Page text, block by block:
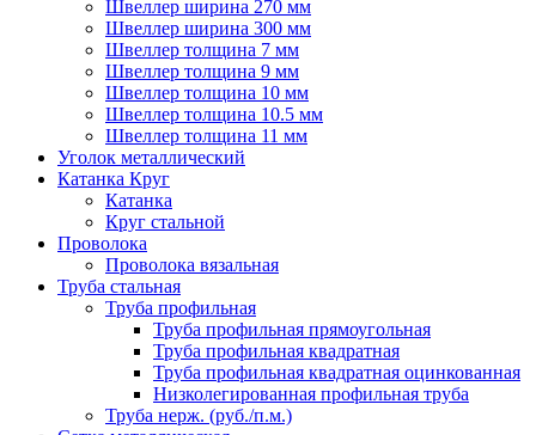
Швеллер ширина 270 мм
Швеллер ширина 300 мм
Швеллер толщина 7 мм
Швеллер толщина 9 мм
Швеллер толщина 10 мм
Швеллер толщина 10.5 мм
Швеллер толщина 11 мм
Уголок металлический
Катанка Круг
Катанка
Круг стальной
Проволока
Проволока вязальная
Труба стальная
Труба профильная
Труба профильная прямоугольная
Труба профильная квадратная
Труба профильная квадратная оцинкованная
Низколегированная профильная труба
Труба нерж. (руб./п.м.)